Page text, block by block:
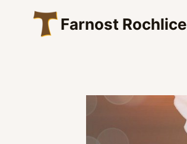
Farnost Rochlice